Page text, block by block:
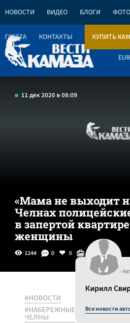
НОВОСТИ ВИДЕО БЛОГИ ФОТО
ГАЗЕТА КОНТАКТЫ КУПИТЬ
EUR
11 дек 2020 в 08:09
«Мама не выходит
Челнах
в запертой
женщины
1244 0 0
#НОВОСТИ
#НАБЕРЕЖНЫЕ
ЧЕЛНЫ
-
Кирилл
Все новости